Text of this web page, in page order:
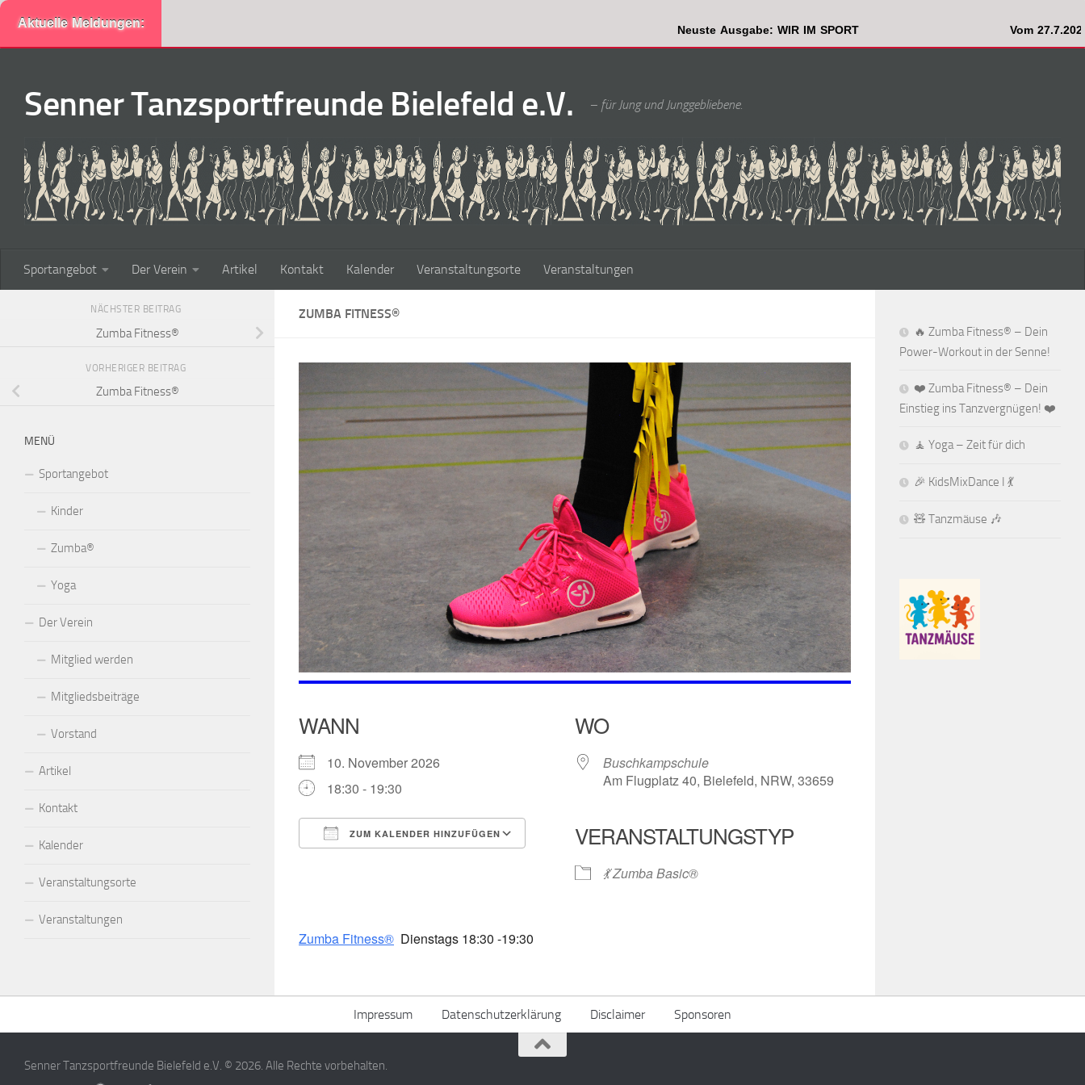
Aktuelle Meldungen: Neuste Ausgabe: WIR IM SPORT Vom 27.7.2026 -
Senner Tanzsportfreunde Bielefeld e.V. – für Jung und Junggebliebene.
Sportangebot Der Verein Artikel Kontakt Kalender Veranstaltungsorte Veranstaltungen
ZUMBA FITNESS®
WANN
10. November 2026
18:30 - 19:30
ZUM KALENDER HINZUFÜGEN
Google Kalender
WO
Buschkampschule
Am Flugplatz 40, Bielefeld, NRW, 33659
VERANSTALTUNGSTYP
💃 Zumba Basic®
Zumba Fitness® Dienstags 18:30 -19:30
NÄCHSTER BEITRAG
Zumba Fitness®
VORHERIGER BEITRAG
Zumba Fitness®
MENÜ
Sportangebot
Kinder
Zumba®
Yoga
Der Verein
Mitglied werden
Mitgliedsbeiträge
Vorstand
Artikel
Kontakt
Kalender
Veranstaltungsorte
Veranstaltungen
🔥 Zumba Fitness® – Dein
Power-Workout in der Senne!
❤️ Zumba Fitness® – Dein
Einstieg ins Tanzvergnügen! ❤️
🧘 Yoga – Zeit für dich
🎉 KidsMixDance I 💃
🧸 Tanzmäuse 🎶
Impressum Datenschutzerklärung Disclaimer Sponsoren
Senner Tanzsportfreunde Bielefeld e.V. © 2026. Alle Rechte vorbehalten.